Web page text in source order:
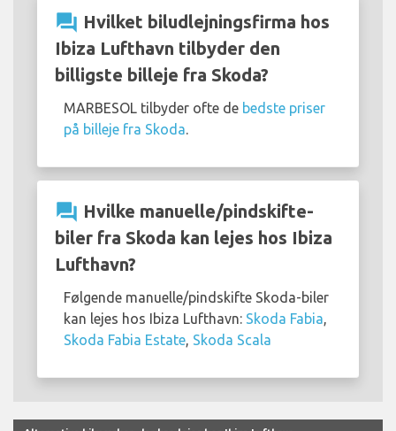
question_answer Hvilket biludlejningsfirma hos
Ibiza Lufthavn tilbyder den
billigste billeje fra Skoda?
MARBESOL tilbyder ofte de bedste priser
på billeje fra Skoda
question_answer Hvilke manuelle/pindskifte-
biler fra Skoda kan lejes hos Ibiza
Lufthavn?
Følgende manuelle/pindskifte Skoda-biler
kan lejes hos Ibiza Lufthavn: Skoda Fabia
Skoda Fabia Estate Skoda Scala